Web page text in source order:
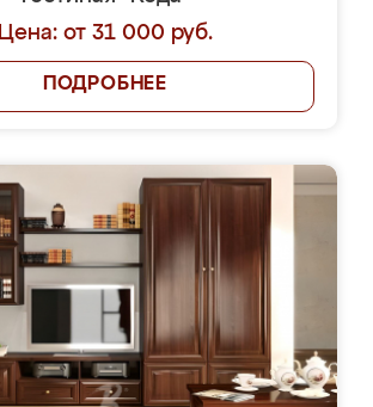
Цена: от 31 000 руб.
ПОДРОБНЕЕ